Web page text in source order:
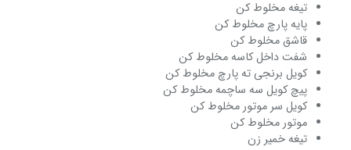
تیغه مخلوط کن
پایه پارچ مخلوط کن
قاشق مخلوط کن
شفت داخل کاسه مخلوط کن
کویل برنجی ته پارچ مخلوط کن
پیچ کویل سه ساچمه مخلوط کن
کویل سر موتور مخلوط کن
موتور مخلوط کن
تیغه خمیر زن